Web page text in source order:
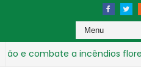
combate a incêndios florestais